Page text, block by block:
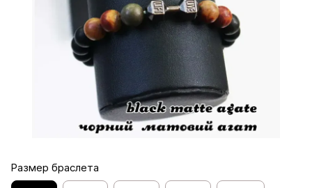
Размер браслета